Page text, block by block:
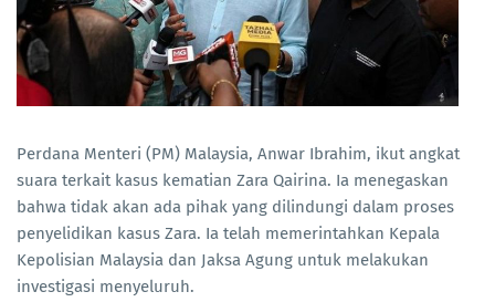
Perdana Menteri (PM) Malaysia, Anwar Ibrahim, ikut angkat
suara terkait kasus kematian Zara Qairina. Ia menegaskan
bahwa tidak akan ada pihak yang dilindungi dalam proses
penyelidikan kasus Zara. Ia telah memerintahkan Kepala
Kepolisian Malaysia dan Jaksa Agung untuk melakukan
investigasi menyeluruh.